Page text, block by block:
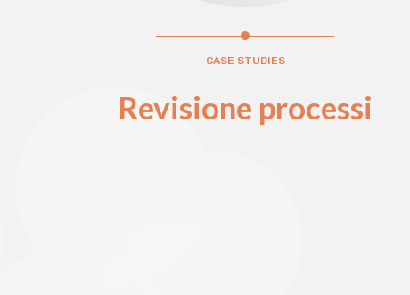
CASE STUDIES
Revisione processi